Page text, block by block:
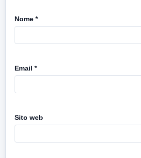
Nome *
Email *
Sito web